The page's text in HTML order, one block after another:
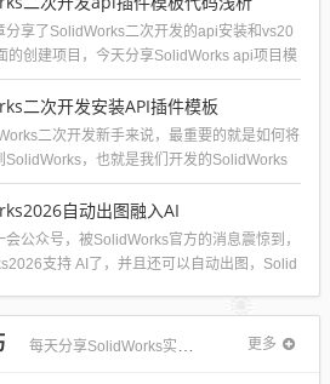
分享了SolidWorks二次开发的api安装和vs20
的创建项目，今天分享SolidWorks api项目模
二次开发安装API插件模板
二次开发新手来说，最重要的就是如何将
SolidWorks，也就是我们开发的SolidWorks
自动出图融入AI
会公众号，被SolidWorks官方的消息震惊到，
支持 AI了，并且还可以自动出图，Solid
每天分享SolidWorks实战经验和技巧 更多